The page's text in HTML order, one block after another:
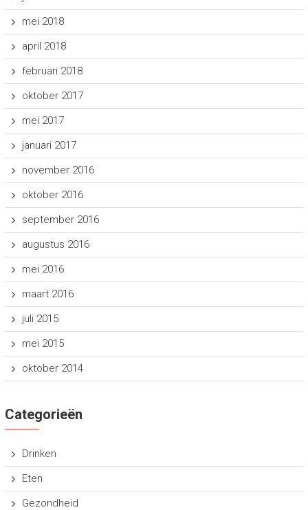
mei 2018
april 2018
februari 2018
oktober 2017
mei 2017
januari 2017
november 2016
oktober 2016
september 2016
augustus 2016
mei 2016
maart 2016
juli 2015
mei 2015
oktober 2014
Categorieën
Drinken
Eten
Gezondheid